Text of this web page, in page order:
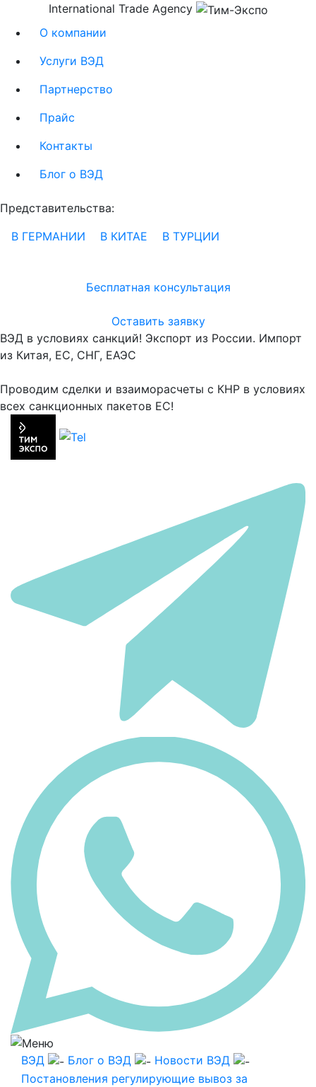
International Trade Agency
О компании
Услуги ВЭД
Партнерство
Прайс
Контакты
Блог о ВЭД
Представительства:
В ГЕРМАНИИ
В КИТАЕ В ТУРЦИИ
Бесплатная консультация
Оставить заявку
ВЭД в условиях санкций! Экспорт из России. Импорт
из Китая, ЕС, СНГ, ЕАЭС
Проводим сделки и взаиморасчеты с КНР в условиях
всех санкционных пакетов ЕС!
ВЭД Блог о ВЭД
Новости ВЭД
Постановления регулирующие вывоз за